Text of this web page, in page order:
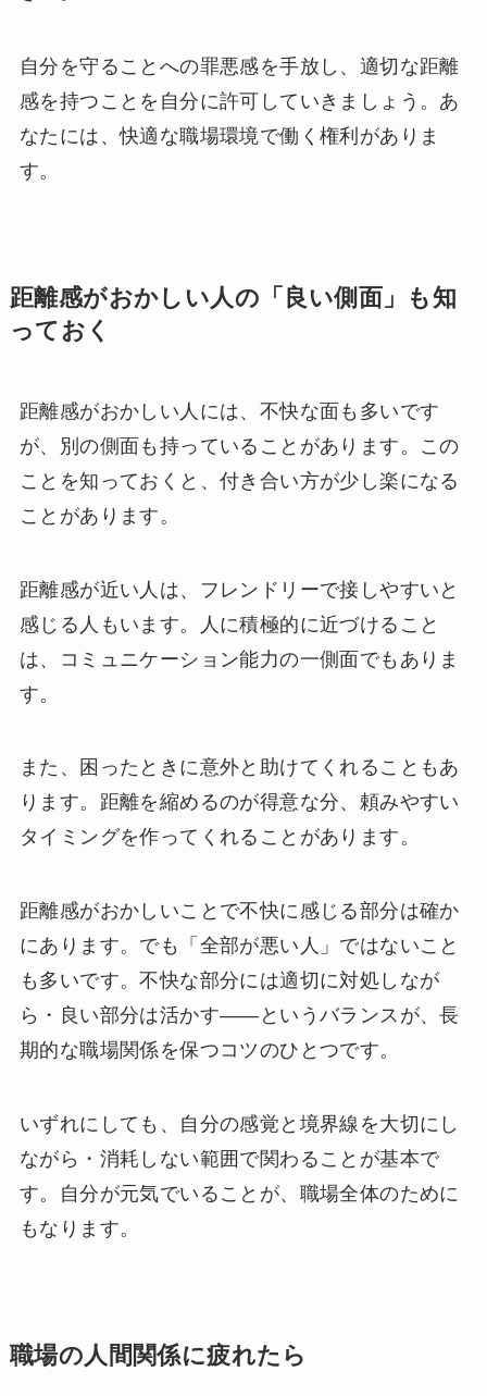
自分を守ることへの罪悪感を手放し、適切な距離
感を持つことを自分に許可していきましょう。あ
なたには、快適な職場環境で働く権利がありま
す。
距離感がおかしい人の「良い側面」も知
っておく
距離感がおかしい人には、不快な面も多いです
が、別の側面も持っていることがあります。この
ことを知っておくと、付き合い方が少し楽になる
ことがあります。
距離感が近い人は、フレンドリーで接しやすいと
感じる人もいます。人に積極的に近づけること
は、コミュニケーション能力の一側面でもありま
す。
また、困ったときに意外と助けてくれることもあ
ります。距離を縮めるのが得意な分、頼みやすい
タイミングを作ってくれることがあります。
距離感がおかしいことで不快に感じる部分は確か
にあります。でも「全部が悪い人」ではないこと
も多いです。不快な部分には適切に対処しなが
ら・良い部分は活かす——というバランスが、長
期的な職場関係を保つコツのひとつです。
いずれにしても、自分の感覚と境界線を大切にし
ながら・消耗しない範囲で関わることが基本で
す。自分が元気でいることが、職場全体のために
もなります。
職場の人間関係に疲れたら